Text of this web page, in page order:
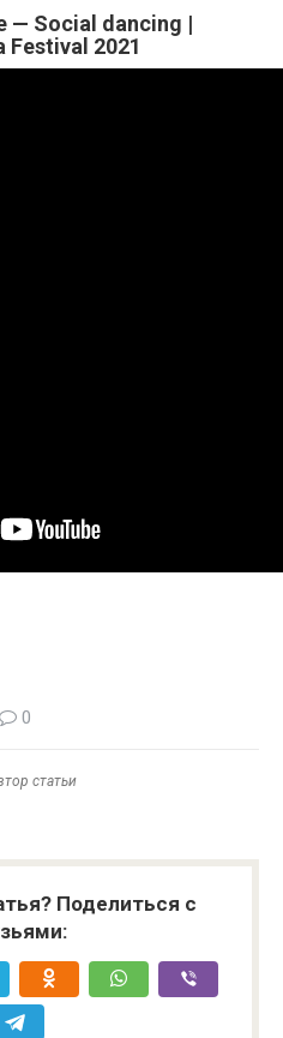
— Social dancing |
Festival 2021
0
статьи
Поделиться с